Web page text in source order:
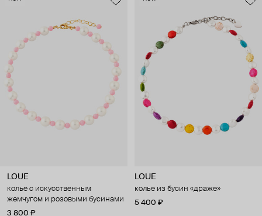
LOUE
колье с искусственным
жемчугом и розовыми бусинами
3 800 ₽
LOUE
колье из бусин «драже»
5 400 ₽